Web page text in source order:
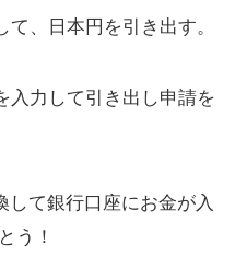
、日本円を引き出す。
入力して引き出し申請を
して銀行口座にお金が入
う！